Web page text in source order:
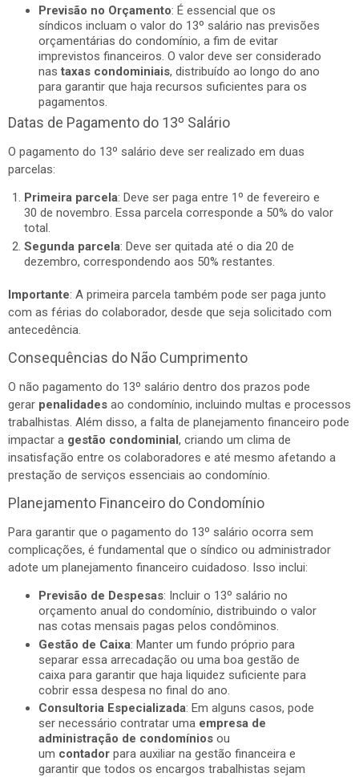
Previsão no Orçamento: É essencial que os
síndicos incluam o valor do 13º salário nas previsões
orçamentárias do condomínio, a fim de evitar
imprevistos financeiros. O valor deve ser considerado
nastaxas condominiais, distribuído ao longo do ano
para garantir que haja recursos suficientes para os
pagamentos.
Datas de Pagamento do 13º Salário
O pagamento do 13º salário deve ser realizado em duas
parcelas:
Primeira parcela: Deve ser paga entre 1º de fevereiro e
30 de novembro. Essa parcela corresponde a 50% do valor
total.
Segunda parcela: Deve ser quitada até o dia 20 de
dezembro, correspondendo aos 50% restantes.
Importante: A primeira parcela também pode ser paga junto
com as férias do colaborador, desde que seja solicitado com
antecedência.
Consequências do Não Cumprimento
O não pagamento do 13º salário dentro dos prazos pode
gerar penalidades ao condomínio, incluindo multas e processos
trabalhistas. Além disso, a falta de planejamento financeiro pode
impactar a gestão condominial, criando um clima de
insatisfação entre os colaboradores e até mesmo afetando a
prestação de serviços essenciais ao condomínio.
Planejamento Financeiro do Condomínio
Para garantir que o pagamento do 13º salário ocorra sem
complicações, é fundamental que o síndico ou administrador
adote um planejamento financeiro cuidadoso. Isso inclui:
Previsão de Despesas: Incluir o 13º salário no
orçamento anual do condomínio, distribuindo o valor
nas cotas mensais pagas pelos condôminos.
Gestão de Caixa: Manter um fundo próprio para
separar essa arrecadação ou uma boa gestão de
caixa para garantir que haja liquidez suficiente para
cobrir essa despesa no final do ano.
Consultoria Especializada: Em alguns casos, pode
ser necessário contratar uma empresa de
administração de condomíniosou
um contadorpara auxiliar na gestão financeira e
garantir que todos os encargos trabalhistas sejam